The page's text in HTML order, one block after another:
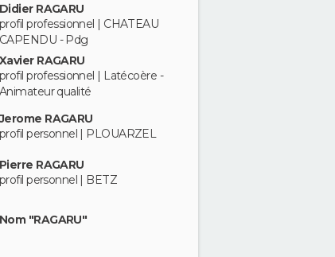
Didier RAGARU
profil professionnel | CHATEAU
CAPENDU - Pdg
Xavier RAGARU
profil professionnel | Latécoère -
Animateur qualité
Jerome RAGARU
profil personnel | PLOUARZEL
Pierre RAGARU
profil personnel | BETZ
Nom "RAGARU"